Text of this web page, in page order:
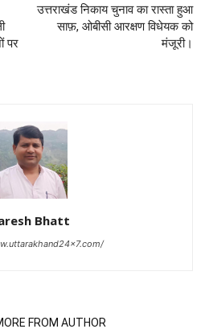
पर
उत्तराखंड निकाय चुनाव का रास्ता हुआ
साफ़, ओबीसी आरक्षण विधेयक को
मंजूरी।
Bhatt
FROM AUTHOR